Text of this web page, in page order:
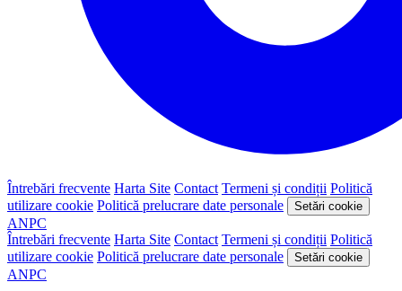
Întrebări frecvente Harta Site Contact Termeni și condiții Politică
utilizare cookie Politică prelucrare date personale Setări cookie
ANPC
Întrebări frecvente Harta Site Contact Termeni și condiții Politică
utilizare cookie Politică prelucrare date personale Setări cookie
ANPC